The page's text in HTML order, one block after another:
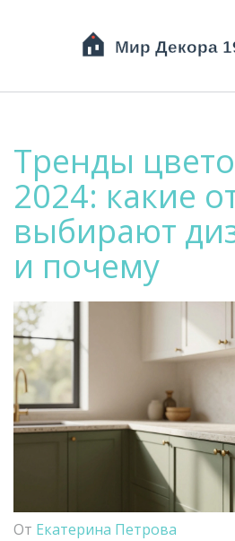
Тренды
2024: какие
выбирают
и почему
От Екатерина Петрова